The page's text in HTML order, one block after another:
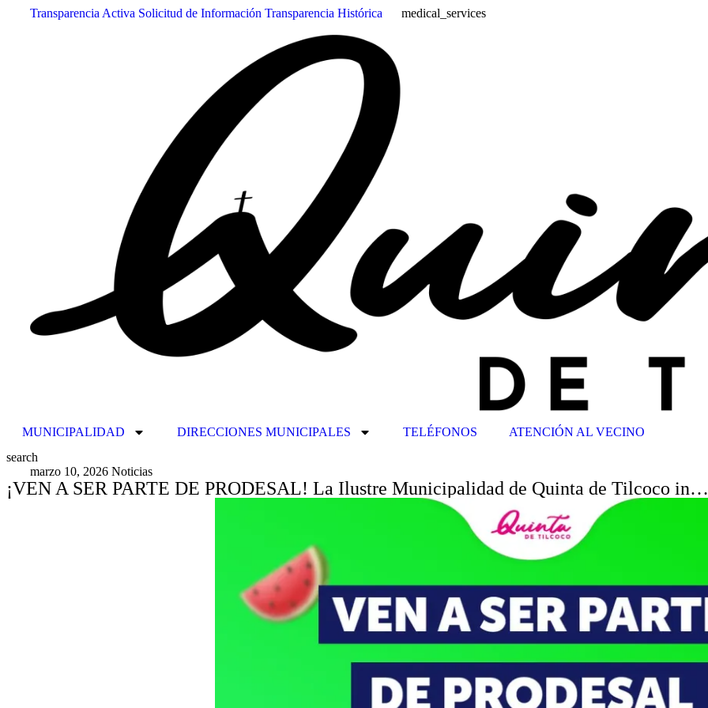
Transparencia Activa Solicitud de Información Transparencia Histórica medical_services
MUNICIPALIDAD DIRECCIONES MUNICIPALES TELÉFONOS
ATENCIÓN AL VECINO
search
marzo 10, 2026 Noticias
¡VEN A SER PARTE DE PRODESAL! La Ilustre Municipalidad de Quinta de Tilcoco in…